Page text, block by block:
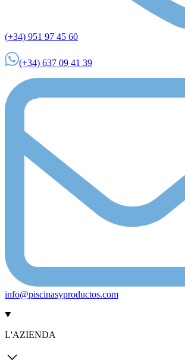
(+34) 951 97 45 60
(+34) 637 09 41 39
info@piscinasyproductos.com
L'AZIENDA